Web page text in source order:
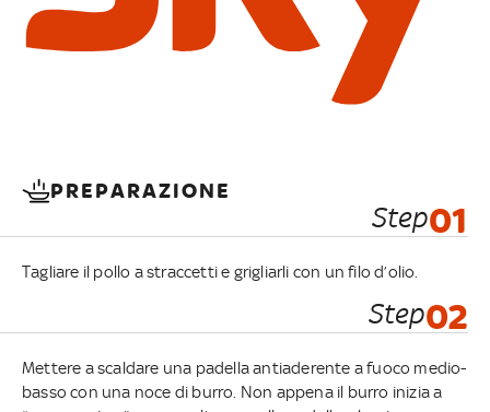
PREPARAZIONE
Step01
Tagliare il pollo a straccetti e grigliarli con un filo d’olio.
Step02
Mettere a scaldare una padella antiaderente a fuoco medio-
basso con una noce di burro. Non appena il burro inizia a